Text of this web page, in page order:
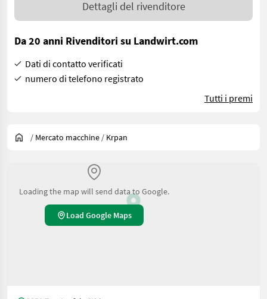
Dettagli del rivenditore
Da 20 anni Rivenditori su Landwirt.com
Dati di contatto verificati
numero di telefono registrato
Tutti i premi
/ Mercato macchine / Krpan
Loading the map will send data to Google.
Load Google Maps